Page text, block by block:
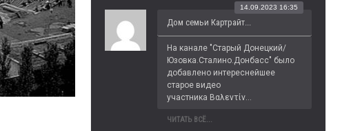
Дом семьи Картрайт...
14.09.2023 16:35
На канале "Старый Донецкий/
Юзовка.Сталино.Донбасс" было
добавлено интереснейшее
старое видео
участника Βαλεντίν...
ЧИТАТЬ ВСЁ...